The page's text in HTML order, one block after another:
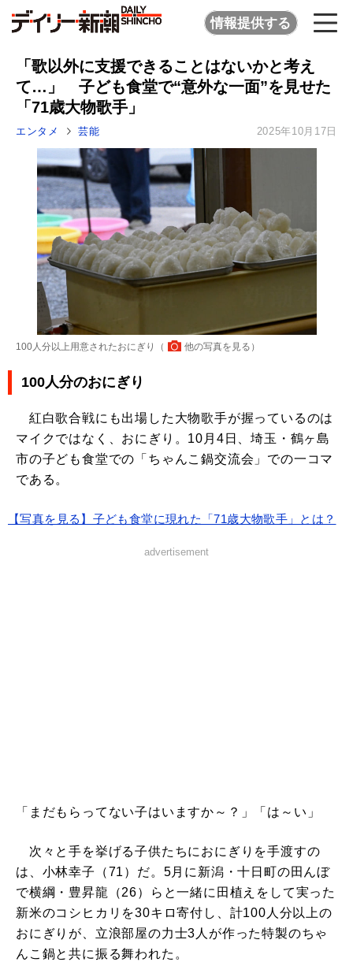
情報提供する
「歌以外に支援できることはないかと考え
て…」 子ども食堂で“意外な一面”を見せた
「71歳大物歌手」
エンタメ 芸能 2025年10月17日
100人分以上用意されたおにぎり（ 他の写真を見る ）
100人分のおにぎり
紅白歌合戦にも出場した大物歌手が握っているのは
マイクではなく、おにぎり。10月4日、埼玉・鶴ヶ島
市の子ども食堂での「ちゃんこ鍋交流会」での一コマ
である。
【写真を見る】子ども食堂に現れた「71歳大物歌手」とは？
advertisement
「まだもらってない子はいますか～？」「は～い」
次々と手を挙げる子供たちにおにぎりを手渡すの
は、小林幸子（71）だ。5月に新潟・十日町の田んぼ
で横綱・豊昇龍（26）らと一緒に田植えをして実った
新米のコシヒカリを30キロ寄付し、計100人分以上の
おにぎりが、立浪部屋の力士3人が作った特製のちゃ
んこ鍋と共に振る舞われた。